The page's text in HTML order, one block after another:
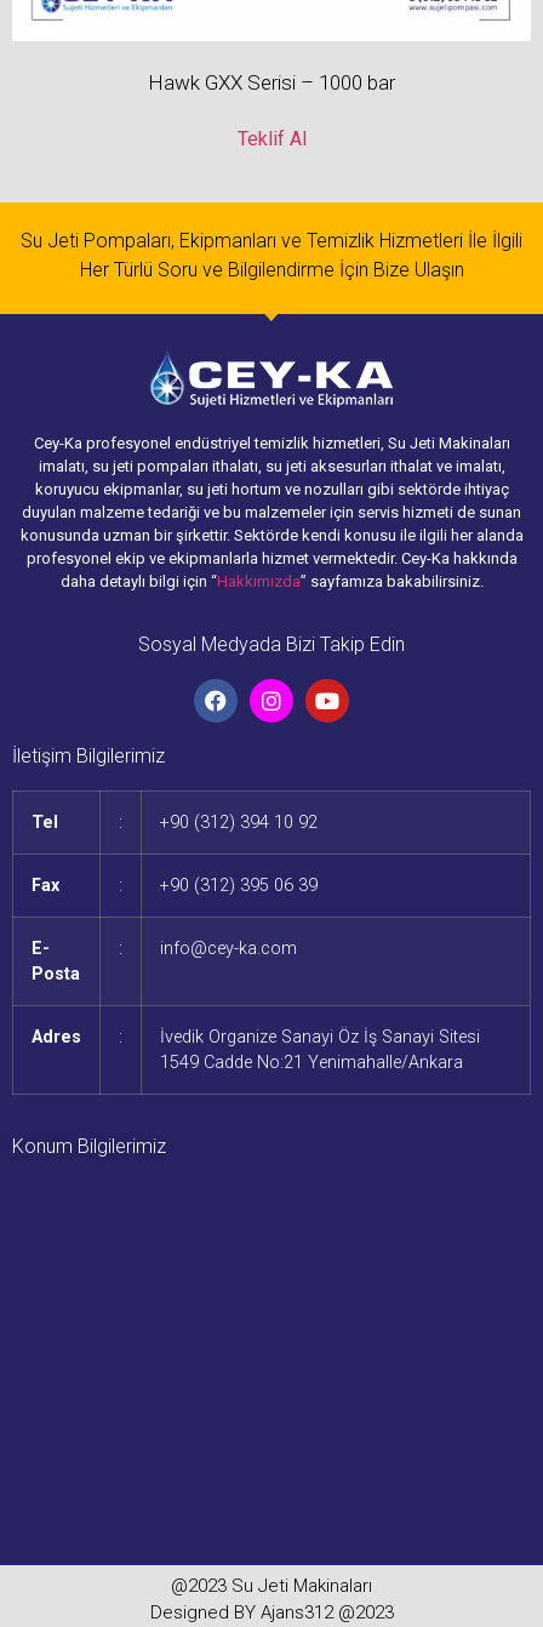
Hawk GXX Serisi – 1000 bar
Teklif Al
Su Jeti Pompaları, Ekipmanları ve Temizlik Hizmetleri İle İlgili
Her Türlü Soru ve Bilgilendirme İçin Bize Ulaşın
Cey-Ka profesyonel endüstriyel temizlik hizmetleri, Su Jeti Makinaları
imalatı, su jeti pompaları ithalatı, su jeti aksesurları ithalat ve imalatı,
koruyucu ekipmanlar, su jeti hortum ve nozulları gibi sektörde ihtiyaç
duyulan malzeme tedariği ve bu malzemeler için servis hizmeti de sunan
konusunda uzman bir şirkettir. Sektörde kendi konusu ile ilgili her alanda
profesyonel ekip ve ekipmanlarla hizmet vermektedir. Cey-Ka hakkında
daha detaylı bilgi için “Hakkımızda” sayfamıza bakabilirsiniz.
Sosyal Medyada Bizi Takip Edin
İletişim Bilgilerimiz
Tel : +90 (312) 394 10 92
Fax : +90 (312) 395 06 39
E-
Posta
: info@cey-ka.com
Adres :
İvedik Organize Sanayi Öz İş Sanayi Sitesi
1549 Cadde No:21 Yenimahalle/Ankara
Konum Bilgilerimiz
@2023 Su Jeti Makinaları
Designed BY Ajans312 @2023